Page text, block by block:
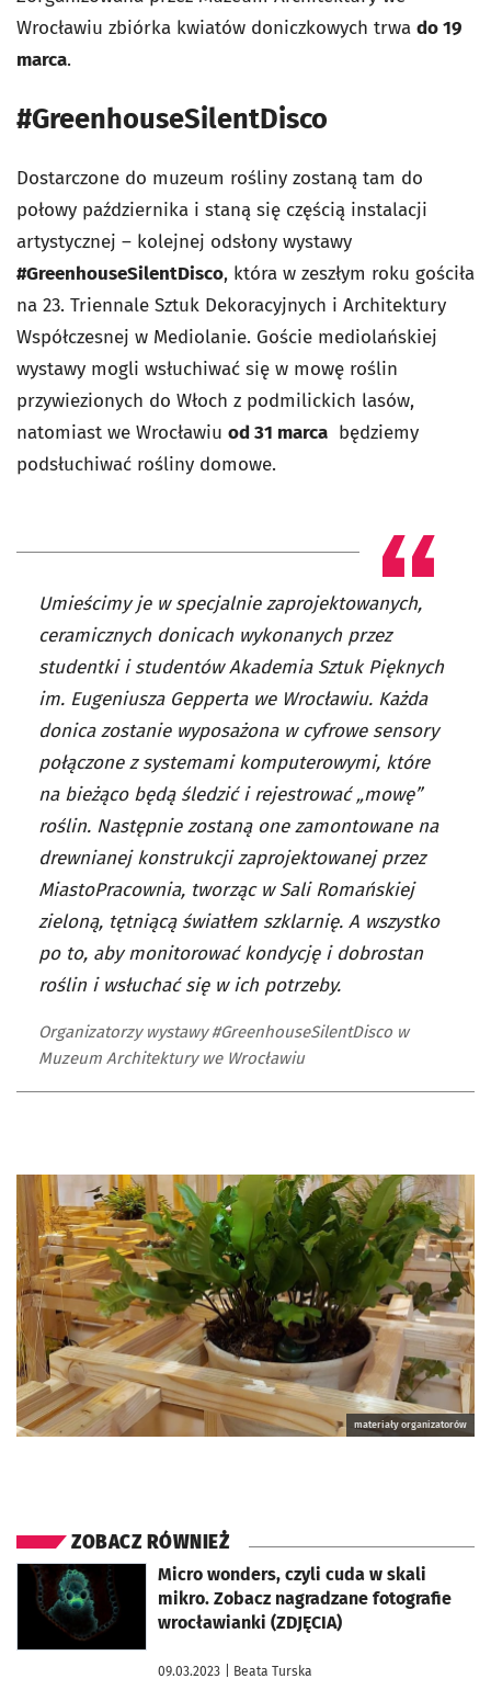
Wrocławiu zbiórka kwiatów doniczkowych trwa do 19
marca.
#GreenhouseSilentDisco
Dostarczone do muzeum rośliny zostaną tam do
połowy października i staną się częścią instalacji
artystycznej – kolejnej odsłony wystawy
#GreenhouseSilentDisco, która w zeszłym roku gościła
na 23. Triennale Sztuk Dekoracyjnych i Architektury
Współczesnej w Mediolanie. Goście mediolańskiej
wystawy mogli wsłuchiwać się w mowę roślin
przywiezionych do Włoch z podmilickich lasów,
natomiast we Wrocławiu od 31 marca będziemy
podsłuchiwać rośliny domowe.
Umieścimy je w specjalnie zaprojektowanych,
ceramicznych donicach wykonanych przez
studentki i studentów Akademia Sztuk Pięknych
im. Eugeniusza Gepperta we Wrocławiu. Każda
donica zostanie wyposażona w cyfrowe sensory
połączone z systemami komputerowymi, które
na bieżąco będą śledzić i rejestrować „mowę”
roślin. Następnie zostaną one zamontowane na
drewnianej konstrukcji zaprojektowanej przez
MiastoPracownia, tworząc w Sali Romańskiej
zieloną, tętniącą światłem szklarnię. A wszystko
po to, aby monitorować kondycję i dobrostan
roślin i wsłuchać się w ich potrzeby.
Organizatorzy wystawy #GreenhouseSilentDisco w
Muzeum Architektury we Wrocławiu
materiały organizatorów
ZOBACZ RÓWNIEŻ
Micro wonders, czyli cuda w skali
mikro. Zobacz nagradzane fotografie
wrocławianki (ZDJĘCIA)
09.03.2023 | Beata Turska
otworzy się w nowej karcie